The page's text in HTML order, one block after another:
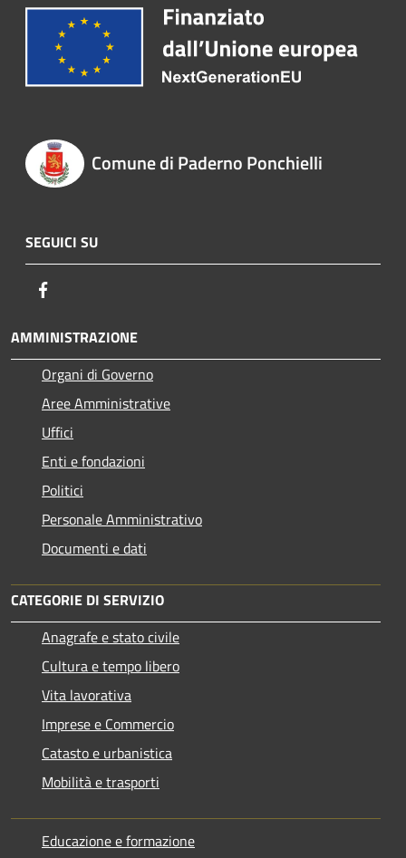
Comune di Paderno Ponchielli
SEGUICI SU
AMMINISTRAZIONE
Organi di Governo
Aree Amministrative
Uffici
Enti e fondazioni
Politici
Personale Amministrativo
Documenti e dati
CATEGORIE DI SERVIZIO
Anagrafe e stato civile
Cultura e tempo libero
Vita lavorativa
Imprese e Commercio
Catasto e urbanistica
Mobilità e trasporti
Educazione e formazione